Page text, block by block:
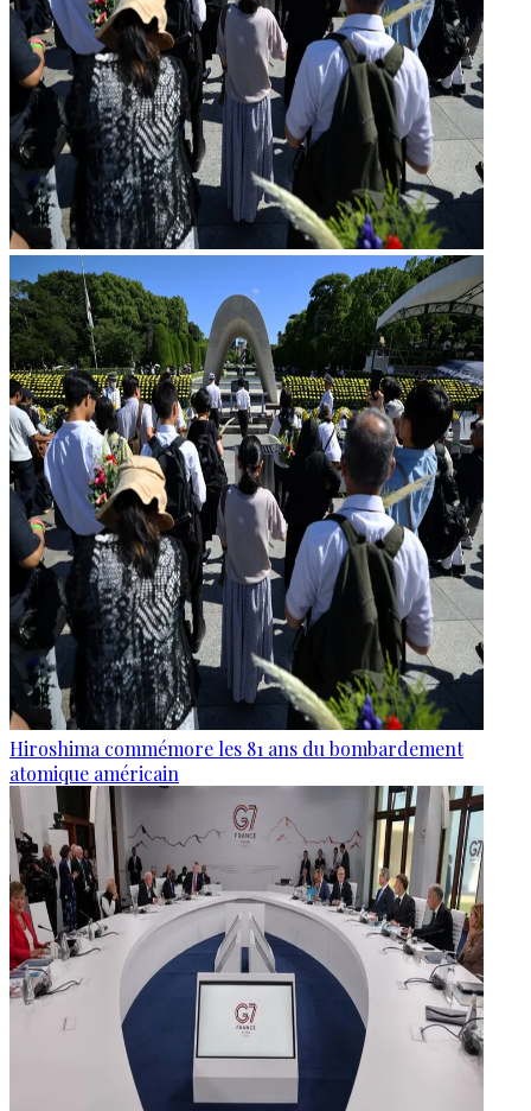
Hiroshima commémore les 81 ans du bombardement
atomique américain